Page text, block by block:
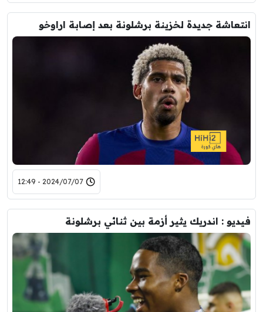
انتعاشة جديدة لخزينة برشلونة بعد إصابة اراوخو
2024/07/07 - 12:49
فيديو : اندريك يثير أزمة بين ثنائي برشلونة